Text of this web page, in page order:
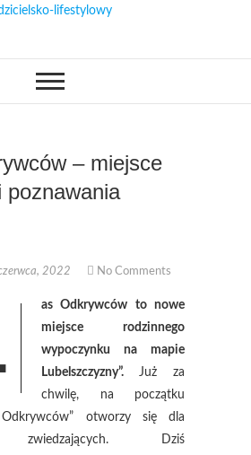
klimaty-
rodzicielsko-
PROJEKTY DIY Z
– miejsce
poznawania
2022 No Comments
as Odkrywców to nowe
miejsce rodzinnego
wypoczynku na mapie
Lubelszczyzny”. Już za
chwilę, na początku
otworzy się dla
zwiedzających. Dziś